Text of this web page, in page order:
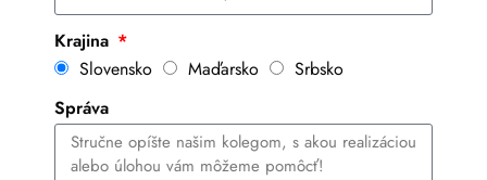
Krajina
Slovensko
Maďarsko
Srbsko
Správa